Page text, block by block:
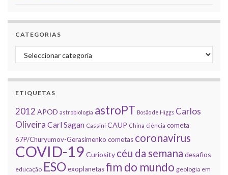
CATEGORIAS
Categorias
ETIQUETAS
2012 APOD astrobiologia astroPT Bosão de Higgs Carlos
Oliveira Carl Sagan Cassini CAUP China ciência cometa
67P/Churyumov-Gerasimenko cometas coronavirus
COVID-19 Curiosity céu da semana desafios
educação ESOexoplanetasfim do mundo geologia em